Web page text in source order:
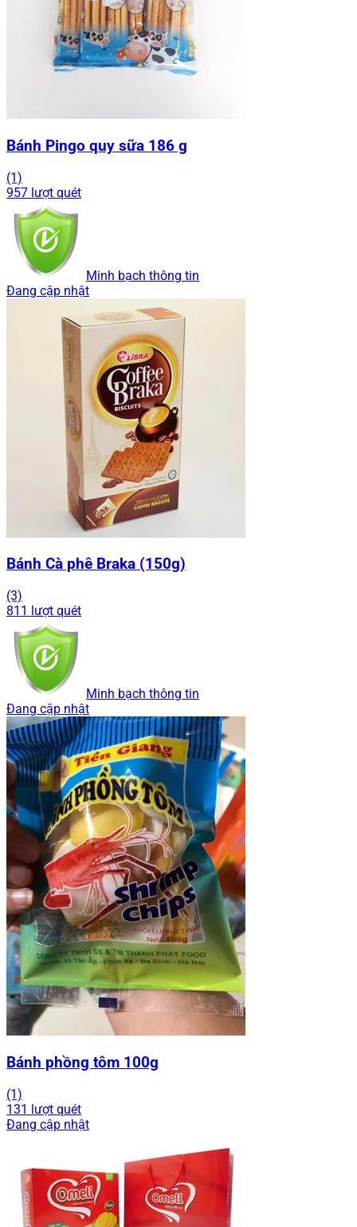
Bánh Pingo quy sữa 186 g
(1)
957 lượt quét
Minh bạch thông tin
Đang cập nhật
Bánh Cà phê Braka (150g)
(3)
811 lượt quét
Minh bạch thông tin
Đang cập nhật
Bánh phồng tôm 100g
(1)
131 lượt quét
Đang cập nhật